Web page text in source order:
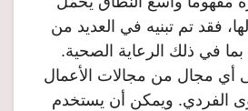
فقد تم تبنيه في العديد من
بما في ذلك الرعاية الصحية.
أي مجال من مجالات الأعمال
الفردي. ويمكن أن يستخدم